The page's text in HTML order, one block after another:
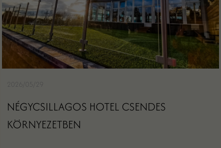
NÉGYCSILLAGOS HOTEL CSENDES
KÖRNYEZETBEN